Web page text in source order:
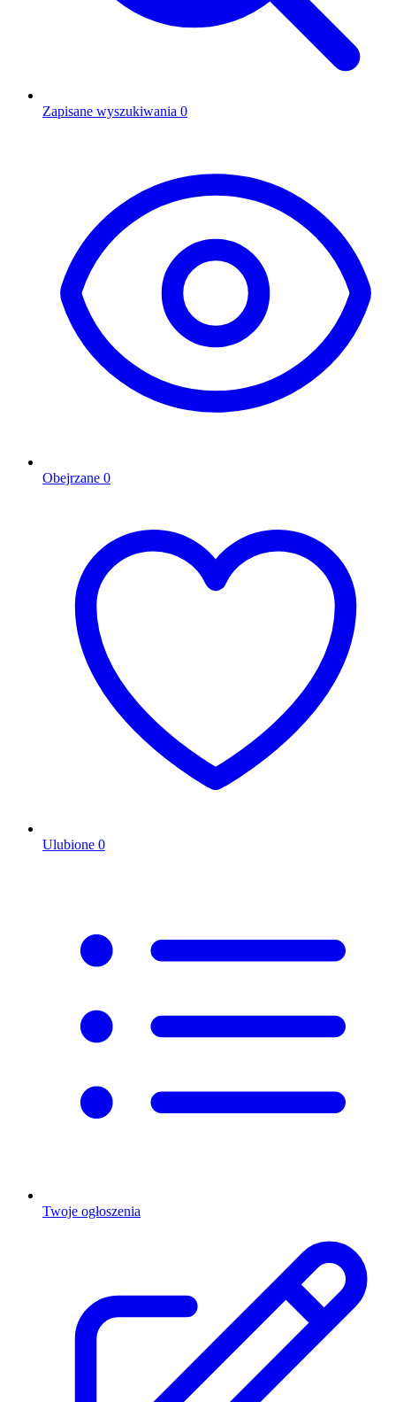
Zapisane wyszukiwania 0
Obejrzane 0
Ulubione 0
Twoje ogłoszenia